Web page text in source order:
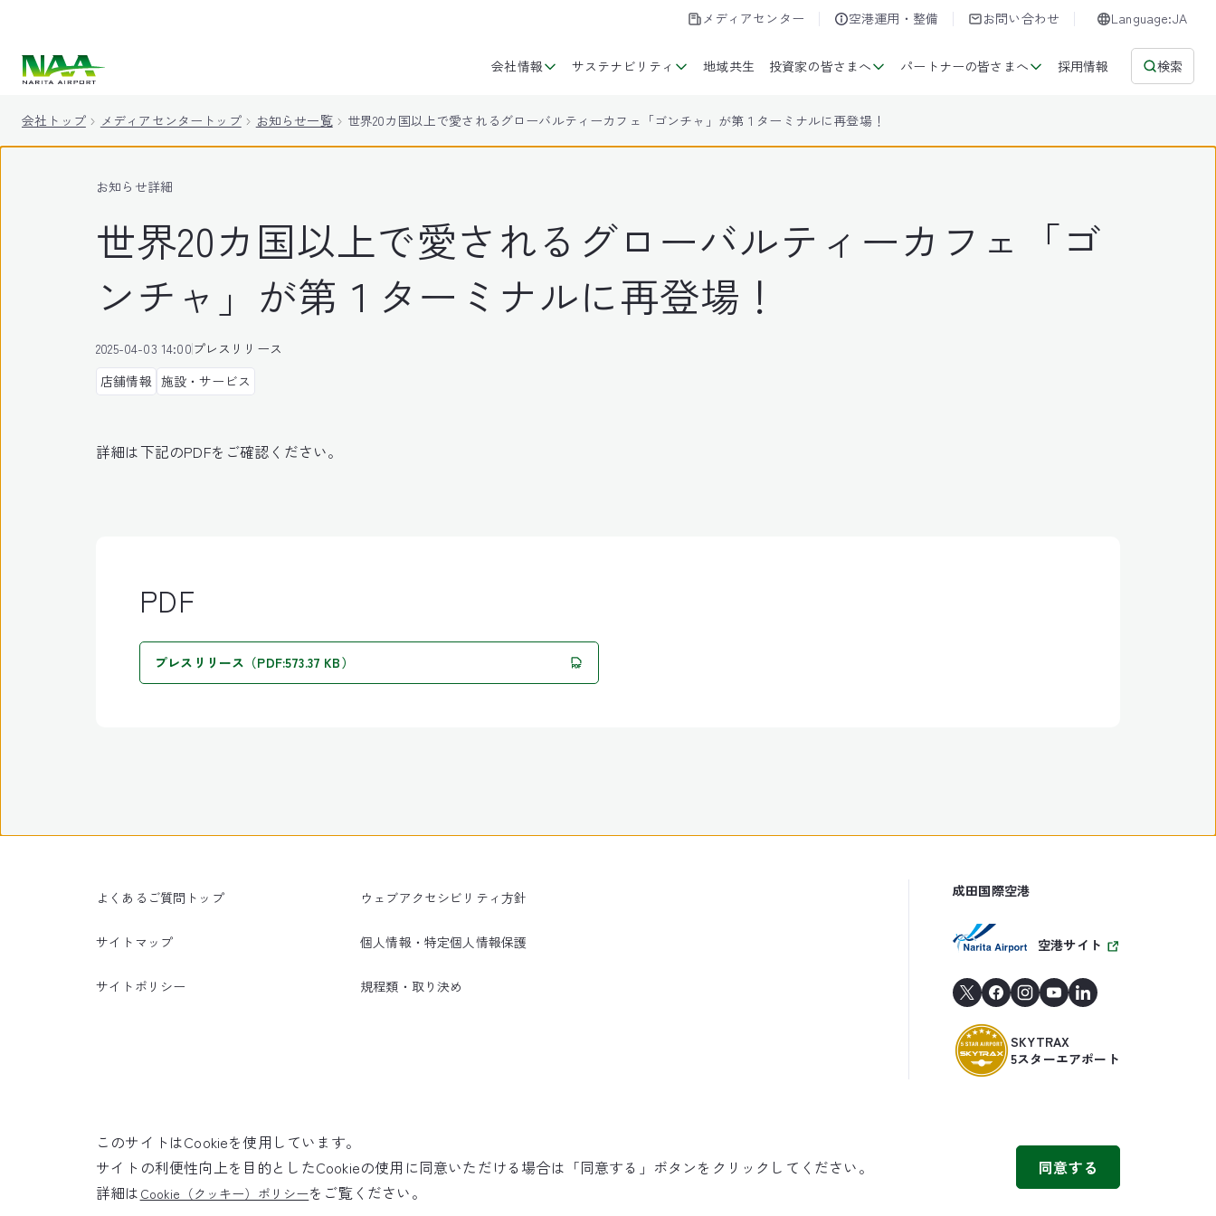
メディアセンター 空港運用・整備 お問い合わせ Language:JA
会社情報 サステナビリティ 地域共生 投資家の皆さまへ パートナーの皆さまへ 採用情報 検索
会社トップ メディアセンタートップ お知らせ一覧 世界20カ国以上で愛されるグローバルティーカフェ「ゴンチャ」が第１ターミナルに再登場！
お知らせ詳細
世界20カ国以上で愛されるグローバルティーカフェ「ゴ
ンチャ」が第１ターミナルに再登場！
2025-04-03 14:00プレスリリース
店舗情報 施設・サービス
詳細は下記のPDFをご確認ください。
PDF
プレスリリース（PDF:573.37 KB）
よくあるご質問トップ
サイトマップ
サイトポリシー
ウェブアクセシビリティ方針
個人情報・特定個人情報保護
規程類・取り決め
成田国際空港
空港サイト
SKYTRAX
5スターエアポート
©NARITA INTERNATIONAL AIRPORT CORPORATION
このサイトはCookieを使用しています。
サイトの利便性向上を目的としたCookieの使用に同意いただける場合は「同意する」ボタンをクリックしてください。
詳細は Cookie（クッキー）ポリシーをご覧ください。
同意する